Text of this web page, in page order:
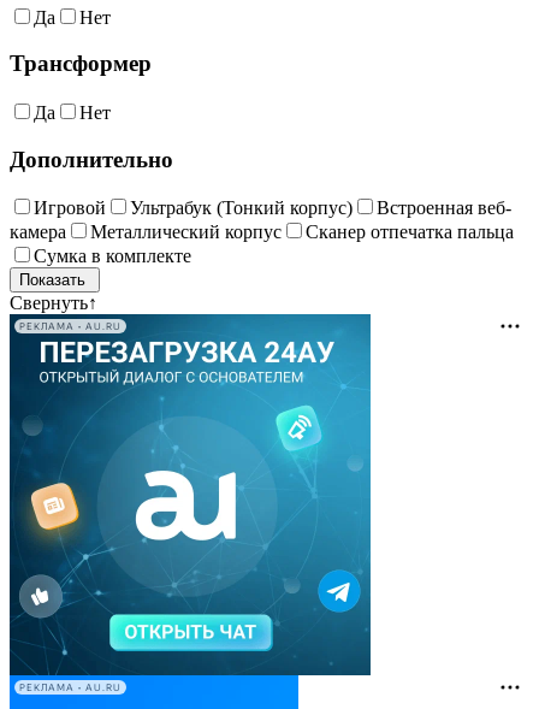
Да Нет
Трансформер
Да Нет
Дополнительно
Игровой Ультрабук (Тонкий корпус)
Встроенная веб-
камера
Металлический корпус
Сканер отпечатка пальца
Сумка в комплекте
Свернуть↑
РЕКЛАМА • AU.RU
РЕКЛАМА • AU.RU